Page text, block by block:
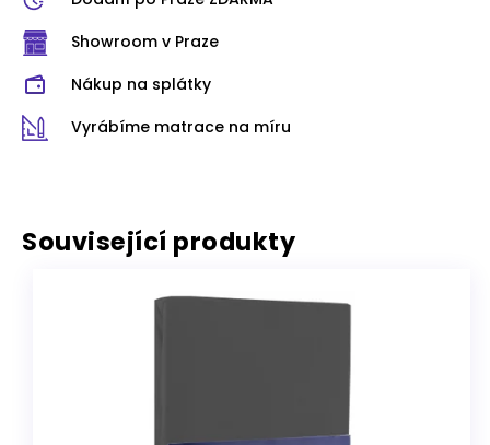
Showroom v Praze
Nákup na splátky
Vyrábíme matrace na míru
Související produkty